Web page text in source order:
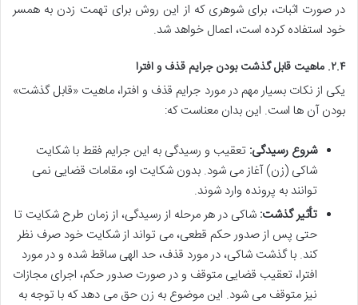
در صورت اثبات، برای شوهری که از این روش برای تهمت زدن به همسر
خود استفاده کرده است، اعمال خواهد شد.
۲.۴. ماهیت قابل گذشت بودن جرایم قذف و افترا
یکی از نکات بسیار مهم در مورد جرایم قذف و افترا، ماهیت «قابل گذشت»
بودن آن ها است. این بدان معناست که:
شروع رسیدگی: تعقیب و رسیدگی به این جرایم فقط با شکایت
شاکی (زن) آغاز می شود. بدون شکایت او، مقامات قضایی نمی
توانند به پرونده وارد شوند.
تأثیر گذشت: شاکی در هر مرحله از رسیدگی، از زمان طرح شکایت تا
حتی پس از صدور حکم قطعی، می تواند از شکایت خود صرف نظر
کند. با گذشت شاکی، در مورد قذف، حد الهی ساقط شده و در مورد
افترا، تعقیب قضایی متوقف و در صورت صدور حکم، اجرای مجازات
نیز متوقف می شود. این موضوع به زن حق می دهد که با توجه به